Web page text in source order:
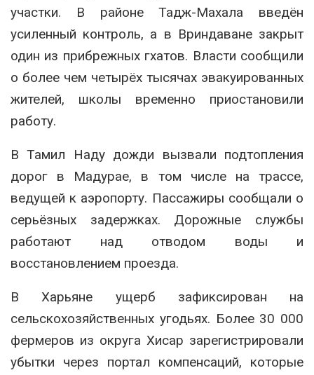
участки. В районе Тадж-Махала введён
усиленный контроль, а в Вриндаване закрыт
один из прибрежных гхатов. Власти сообщили
о более чем четырёх тысячах эвакуированных
жителей, школы временно приостановили
работу.
В Тамил Наду дожди вызвали подтопления
дорог в Мадурае, в том числе на трассе,
ведущей к аэропорту. Пассажиры сообщали о
серьёзных задержках. Дорожные службы
работают над отводом воды и
восстановлением проезда.
В Харьяне ущерб зафиксирован на
сельскохозяйственных угодьях. Более 30 000
фермеров из округа Хисар зарегистрировали
убытки через портал компенсаций, которые